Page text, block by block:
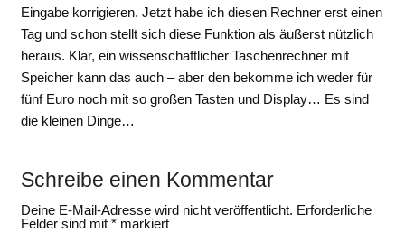
Eingabe korrigieren. Jetzt habe ich diesen Rechner erst einen
Tag und schon stellt sich diese Funktion als äußerst nützlich
heraus. Klar, ein wissenschaftlicher Taschenrechner mit
Speicher kann das auch – aber den bekomme ich weder für
fünf Euro noch mit so großen Tasten und Display… Es sind
die kleinen Dinge…
Schreibe einen Kommentar
Deine E-Mail-Adresse wird nicht veröffentlicht. Erforderliche
Felder sind mit *markiert